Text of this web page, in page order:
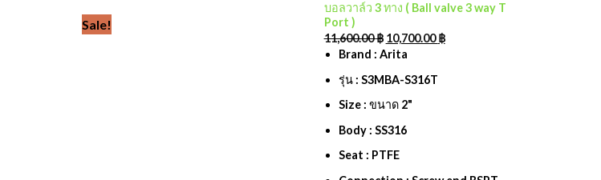
Sale!
บอลวาล์ว 3 ทาง ( Ball valve 3 way T
Port )
11,600.00฿ 10,700.00฿
Brand : Arita
รุ่น : S3MBA-S316T
Size : ขนาด 2"
Body : SS316
Seat : PTFE